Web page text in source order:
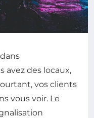
avez des locaux,
vos clients
vous voir. Le